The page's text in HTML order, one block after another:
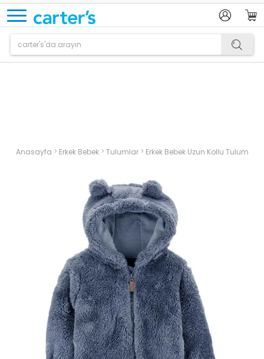
Anasayfa > Erkek Bebek > Tulumlar > Erkek Bebek Uzun Kollu Tulum
Ürün sepetinize eklenmiştir.